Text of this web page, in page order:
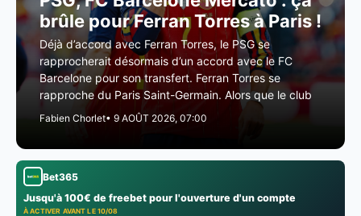
brûle pour Ferran Torres à Paris !
Déjà d’accord avec Ferran Torres, le PSG se
rapprocherait désormais d’un accord avec le FC
Barcelone pour son transfert. Ferran Torres se
rapproche du Paris Saint-Germain. Alors que le club
Fabien Chorlet• 9 AOÛT 2026, 07:00
Bet365
Jusqu'à 100€ de freebet pour l'ouverture d'un compte
À ACTIVER AVANT LE 10/08